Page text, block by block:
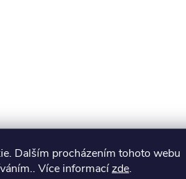
Dalším procházením tohoto webu
Více informacízde.